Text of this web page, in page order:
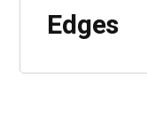
Edges